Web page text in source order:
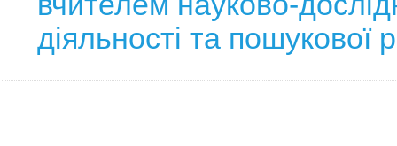
діяльності та пошукової